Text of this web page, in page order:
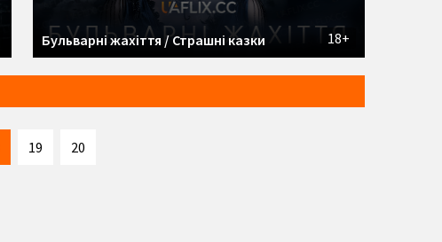
18+
Бульварні жахіття / Страшні казки
19 20